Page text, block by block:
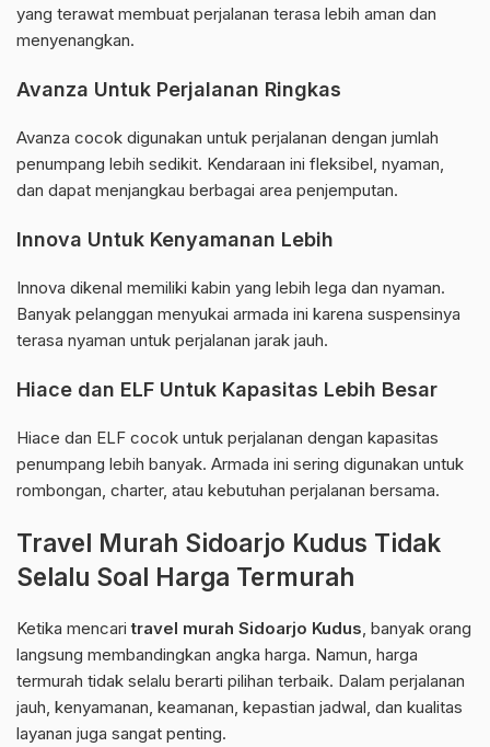
yang terawat membuat perjalanan terasa lebih aman dan
menyenangkan.
Avanza Untuk Perjalanan Ringkas
Avanza cocok digunakan untuk perjalanan dengan jumlah
penumpang lebih sedikit. Kendaraan ini fleksibel, nyaman,
dan dapat menjangkau berbagai area penjemputan.
Innova Untuk Kenyamanan Lebih
Innova dikenal memiliki kabin yang lebih lega dan nyaman.
Banyak pelanggan menyukai armada ini karena suspensinya
terasa nyaman untuk perjalanan jarak jauh.
Hiace dan ELF Untuk Kapasitas Lebih Besar
Hiace dan ELF cocok untuk perjalanan dengan kapasitas
penumpang lebih banyak. Armada ini sering digunakan untuk
rombongan, charter, atau kebutuhan perjalanan bersama.
Travel Murah Sidoarjo Kudus Tidak
Selalu Soal Harga Termurah
Ketika mencaritravel murah Sidoarjo Kudus, banyak orang
langsung membandingkan angka harga. Namun, harga
termurah tidak selalu berarti pilihan terbaik. Dalam perjalanan
jauh, kenyamanan, keamanan, kepastian jadwal, dan kualitas
layanan juga sangat penting.